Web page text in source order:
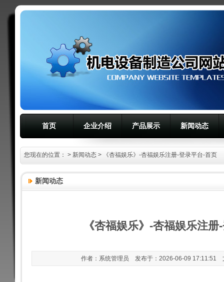
首页 企业介绍 产品展示 新闻动态
您现在的位置： > 新闻动态 > 《杏福娱乐》-杏福娱乐注册-登录平台-首页
新闻动态
《杏福娱乐》-杏福娱乐注
作者：系统管理员 发布于：2026-06-09 17:11:51